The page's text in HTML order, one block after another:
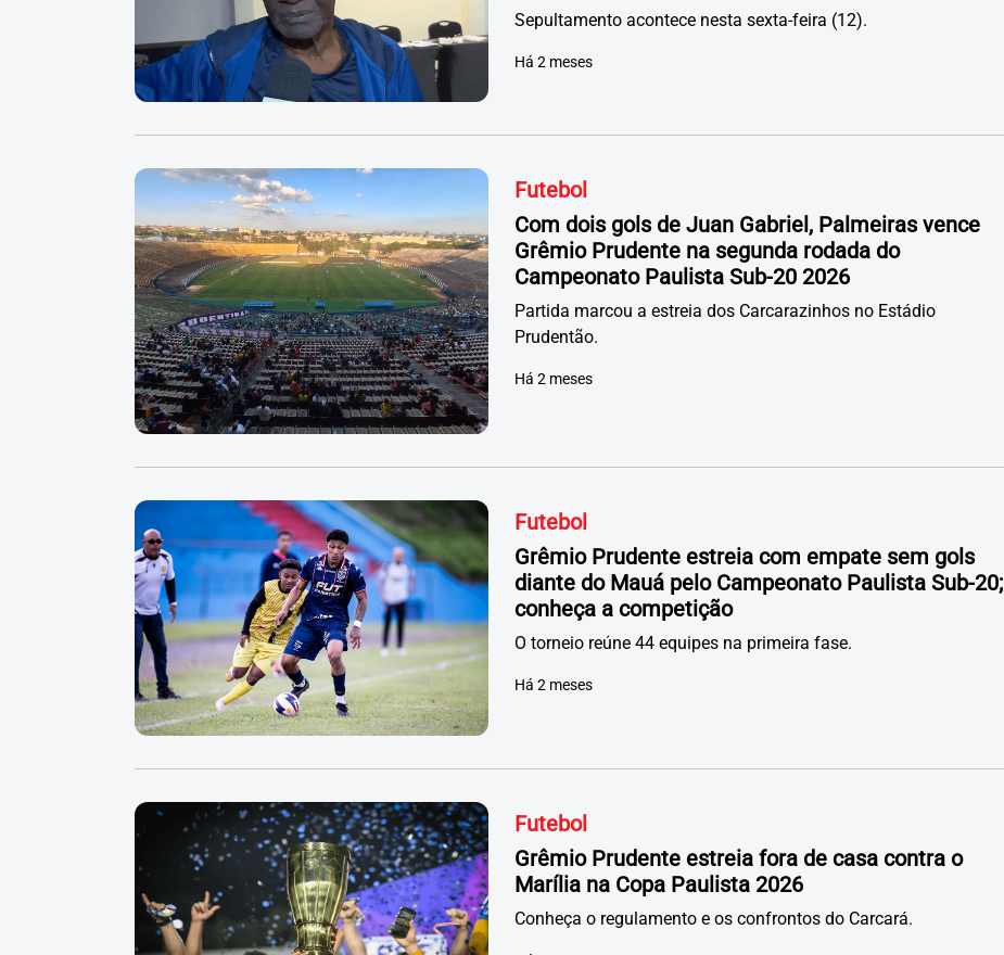
Sepultamento acontece nesta sexta-feira (12).
Há 2 meses
Futebol
Com dois gols de Juan Gabriel, Palmeiras vence
Grêmio Prudente na segunda rodada do
Campeonato Paulista Sub-20 2026
Partida marcou a estreia dos Carcarazinhos no Estádio
Prudentão.
Há 2 meses
Futebol
Grêmio Prudente estreia com empate sem gols
diante do Mauá pelo Campeonato Paulista Sub-20;
conheça a competição
O torneio reúne 44 equipes na primeira fase.
Há 2 meses
Futebol
Grêmio Prudente estreia fora de casa contra o
Marília na Copa Paulista 2026
Conheça o regulamento e os confrontos do Carcará.